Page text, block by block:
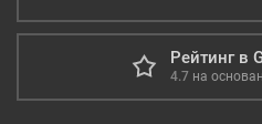
Рейтинг в
4.7 на